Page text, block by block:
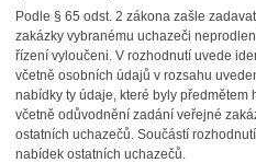
Podle § 65 odst. 2 zákona zašle
zakázky vybranému uchazeči
řízení vyloučeni. V rozhodnutí uvede
včetně osobních údajů v rozsahu
nabídky ty údaje, které byly
včetně odůvodnění zadání veřejné
ostatních uchazečů. Součástí
nabídek ostatních uchazečů.